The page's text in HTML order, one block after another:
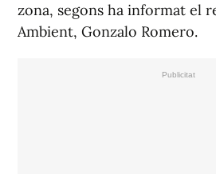
zona, segons ha informat el
Ambient, Gonzalo Romero.